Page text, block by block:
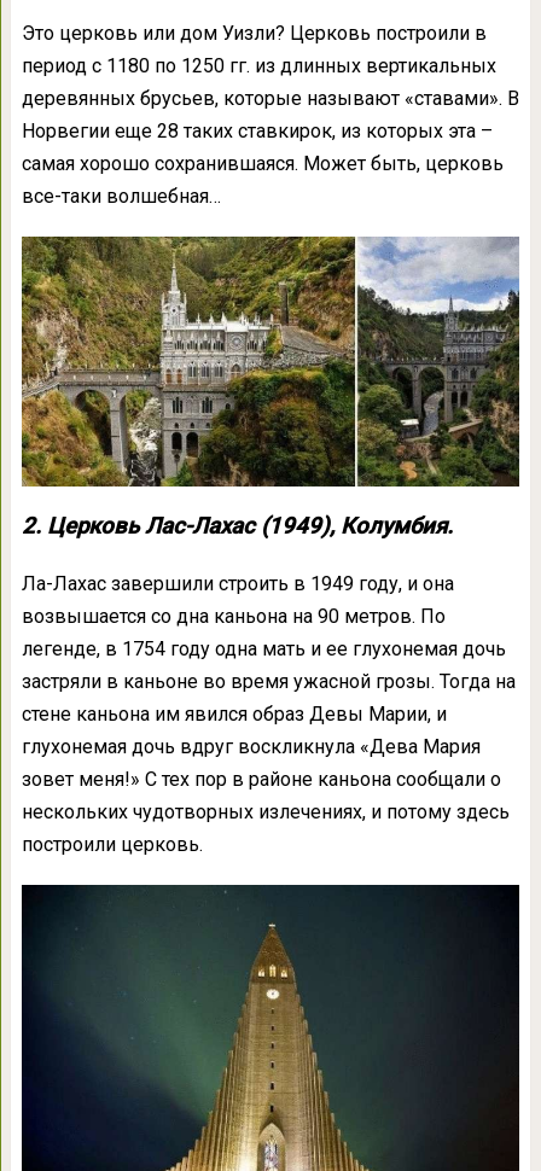
Это церковь или дом Уизли? Церковь построили в
период с 1180 по 1250 гг. из длинных вертикальных
деревянных брусьев, которые называют «ставами». В
Норвегии еще 28 таких ставкирок, из которых эта –
самая хорошо сохранившаяся. Может быть, церковь
все-таки волшебная…
2. Церковь Лас-Лахас (1949), Колумбия.
Ла-Лахас завершили строить в 1949 году, и она
возвышается со дна каньона на 90 метров. По
легенде, в 1754 году одна мать и ее глухонемая дочь
застряли в каньоне во время ужасной грозы. Тогда на
стене каньона им явился образ Девы Марии, и
глухонемая дочь вдруг воскликнула «Дева Мария
зовет меня!» С тех пор в районе каньона сообщали о
нескольких чудотворных излечениях, и потому здесь
построили церковь.